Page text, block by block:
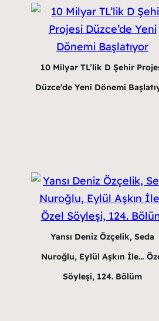
10 Milyar TL’lik D Şehir
Düzce’de Yeni Dönemi
Yansı Deniz Özçelik, Seda
Nuroğlu, Eylül Aşkın İle…
Söyleşi, 124. Bölüm